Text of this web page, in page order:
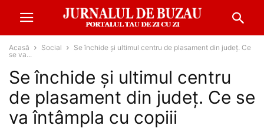
Acasă Social
Se închide și ultimul centru de plasament din județ. Ce
se va...
Se închide și ultimul centru
de plasament din județ. Ce se
va întâmpla cu copiii